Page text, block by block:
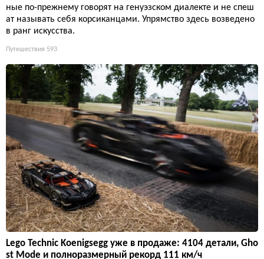
ные по-прежнему говорят на генуэзском диалекте и не спеш
ат называть себя корсиканцами. Упрямство здесь возведено
в ранг искусства.
Путешествия 593
Lego Technic Koenigsegg уже в продаже: 4104 детали, Gho
st Mode и полноразмерный рекорд 111 км/ч